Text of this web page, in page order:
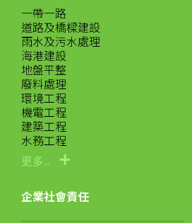
一帶一路
道路及橋樑建設
雨水及污水處理
海港建設
地盤平整
廢料處理
環境工程
機電工程
建築工程
水務工程
更多...
企業社會責任